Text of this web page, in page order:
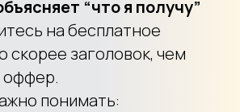
“что я получу”
на бесплатное
скорее заголовок, чем
понимать: